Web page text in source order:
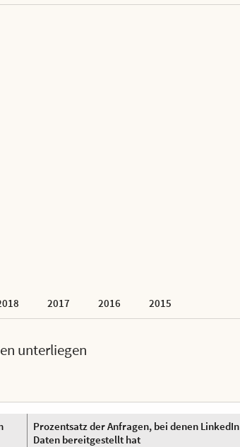
2017 2016 2015
unterliegen
Prozentsatz der Anfragen, bei denen LinkedIn
Daten bereitgestellt hat